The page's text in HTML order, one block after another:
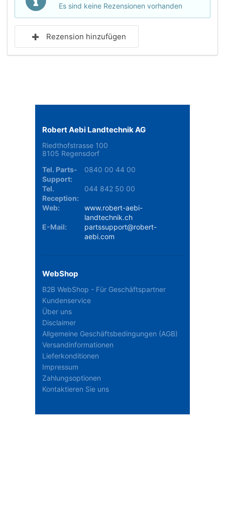
Es sind keine Rezensionen vorhanden
Rezension hinzufügen
Robert Aebi Landtechnik AG
Riedthofstrasse 100
8105 Regensdorf
Tel. Parts-
Support:
0840 00 44 00
Tel.
Reception:
044 842 50 00
Web:
www.robert-aebi-
landtechnik.ch
E-Mail:
partssupport@robert-
aebi.com
WebShop
B2B WebShop - Für Geschäftspartner
Kundenservice
Über uns
Disclaimer
Allgemeine Geschäftsbedingungen (AGB)
Versandinformationen
Lieferkonditionen
Impressum
Zahlungsoptionen
Kontaktieren Sie uns